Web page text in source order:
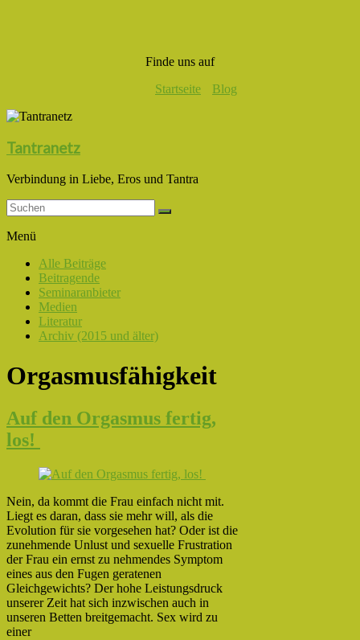
Finde uns auf
Startseite
Blog
Tantranetz
Verbindung in Liebe, Eros und Tantra
Menü
Alle Beiträge
Beitragende
Seminaranbieter
Medien
Literatur
Archiv (2015 und älter)
Orgasmusfähigkeit
Auf den Orgasmus fertig,
los!
Nein, da kommt die Frau einfach nicht mit.
Liegt es daran, dass sie mehr will, als die
Evolution für sie vorgesehen hat? Oder ist die
zunehmende Unlust und sexuelle Frustration
der Frau ein ernst zu nehmendes Symptom
eines aus den Fugen geratenen
Gleichgewichts? Der hohe Leistungsdruck
unserer Zeit hat sich inzwischen auch in
unseren Betten breitgemacht. Sex wird zu
einer